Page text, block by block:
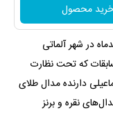
خرید محصول
لیگ پادوبنی روز ۳ اسفندماه در شهر آلماتی
که تحت نظارت
دارنده مدال طلای
نقره و برنز